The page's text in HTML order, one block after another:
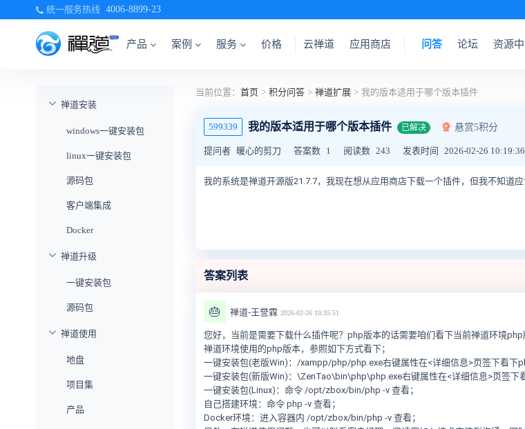
统一服务热线 4006-8899-23
产品 案例 服务 价格 云禅道 应用商店 问答 论坛 资源
禅道安装
windows一键安装包
linux一键安装包
源码包
客户端集成
Docker
禅道升级
一键安装包
源码包
禅道使用
地盘
项目集
产品
当前位置： 首页 > 积分问答 > 禅道扩展 > 我的版本适用于哪个版本插件
599339 我的版本适用于哪个版本插件 已解决 悬赏5积分
提问者 暖心的剪刀 答案数 1 阅读数 243 发表时间 2026-02-26 10:19:36
我的系统是禅道开源版21.7.7，我现在想从应用商店下载一个插件，但我不知道
答案列表
🎂 禅道-王誉霖 2026-02-26 10:35:51
您好，当前是需要下载什么插件呢？php版本的话需要咱们看下当前禅道环境php
禅道环境使用的php版本，参照如下方式看下；
一键安装包(老版Win)：/xampp/php/php.exe右键属性在<详细信息>页签下看下
一键安装包(新版Win)：\ZenTao\bin\php\php.exe右键属性在<详细信息>页签下
一键安装包(Linux)：命令 /opt/zbox/bin/php -v 查看；
自己搭建环境：命令 php -v 查看；
Docker环境：进入容器内 /opt/zbox/bin/php -v 查看；